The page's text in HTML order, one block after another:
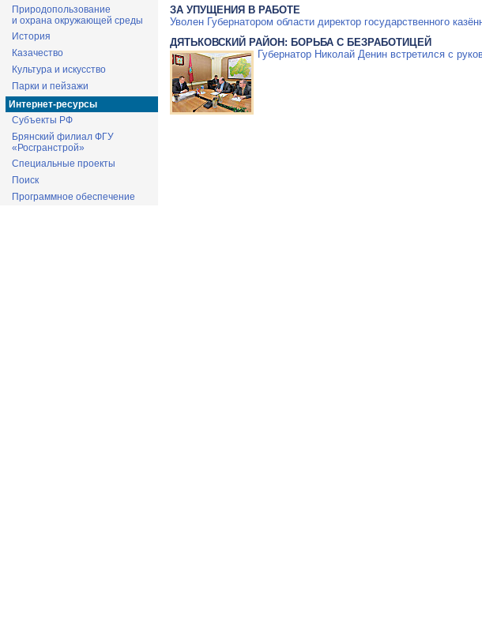
Природопользование
и охрана окружающей среды
История
Казачество
Культура и искусство
Парки и пейзажи
Интернет-ресурсы
Субъекты РФ
Брянский филиал ФГУ
«Росгранстрой»
Специальные проекты
Поиск
Программное обеспечение
ЗА УПУЩЕНИЯ В РАБОТЕ
Уволен Губернатором области директор государственного
ДЯТЬКОВСКИЙ РАЙОН: БОРЬБА С БЕЗРАБОТИЦЕЙ
Губернатор Николай Денин встретился с